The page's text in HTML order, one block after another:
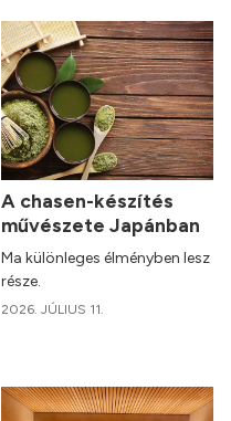
A chasen-készítés
művészete Japánban
Ma különleges élményben lesz
része.
2026. JÚLIUS 11.